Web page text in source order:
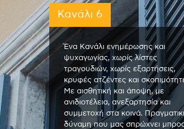
Κανάλι 6
Ένα Κανάλι ενημέρωσης και
ψυχαγωγίας, χωρίς λίστες
τραγουδιών, χωρίς εξαρτήσεις,
κρυφές ατζέντες και
Με αισθητική και άποψη, με
ανιδιοτέλεια, ανεξαρτησία και
συμμετοχή στα κοινά.
δύναμη που μας σπρώχνει